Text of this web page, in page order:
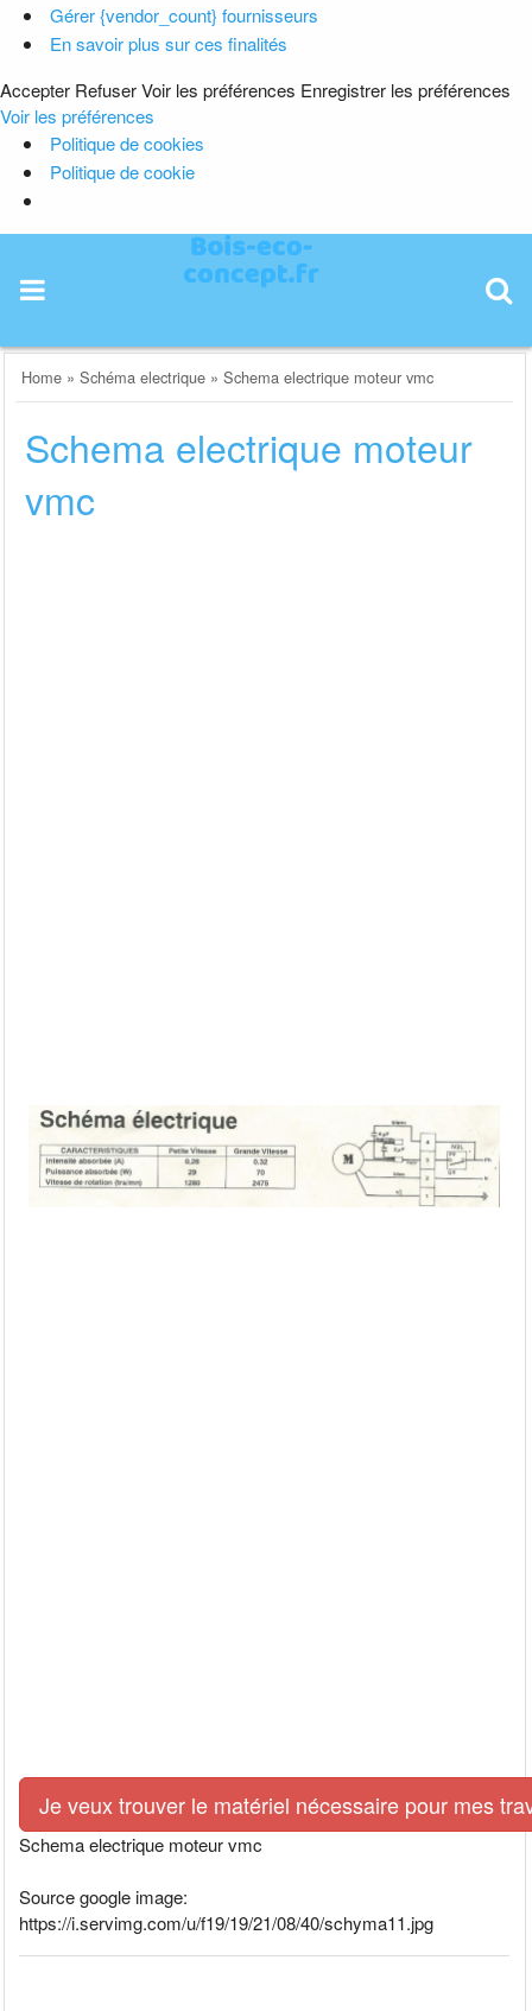
Gérer {vendor_count} fournisseurs
En savoir plus sur ces finalités
Accepter RefuserVoir les préférences Enregistrer les préférences
Voir les préférences
Politique de cookies
Politique de cookie
content
Home »Schéma electrique »Schema electrique moteur vmc
Schema electrique moteur
vmc
Je veux trouver le matériel nécessaire pour mes
Schema electrique moteur vmc
Source google image:
https://i.servimg.com/u/f19/19/21/08/40/schyma11.jpg